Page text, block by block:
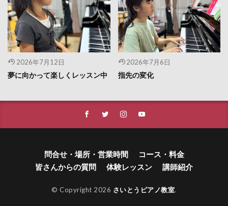
2026年7月12日
夢に向かって楽しくレッスン中
2026年7月6日
指先の変化
問合せ・場所・営業時間
コース・料金
皆さんからの質問
体験レッスン 講師紹介
© Copyright 2026 さいとうピアノ教室.